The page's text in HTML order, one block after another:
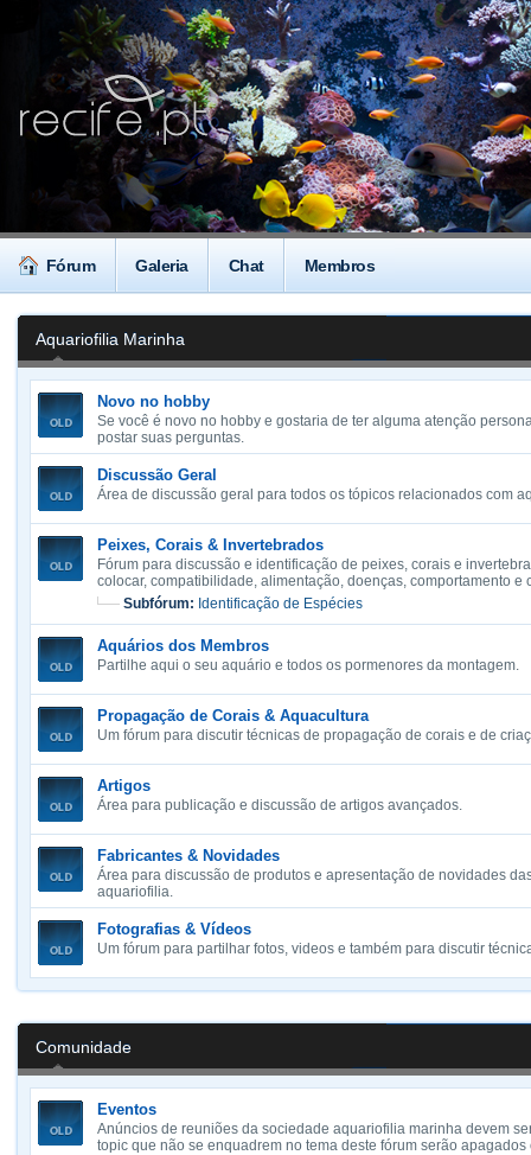
Fórum Galeria Chat Membros
Aquariofilia Marinha
Novo no hobby
Se você é novo no hobby e gostaria de ter alguma atenção
postar suas perguntas.
Discussão Geral
Área de discussão geral para todos os tópicos relacionados com
Peixes, Corais & Invertebrados
Fórum para discussão e identificação de peixes, corais e
colocar, compatibilidade, alimentação, doenças, comportamento e
Subfórum: Identificação de Espécies
Aquários dos Membros
Partilhe aqui o seu aquário e todos os pormenores da montagem.
Propagação de Corais & Aquacultura
Um fórum para discutir técnicas de propagação de corais e de
Artigos
Área para publicação e discussão de artigos avançados.
Fabricantes & Novidades
Área para discussão de produtos e apresentação de novidades
aquariofilia.
Fotografias & Vídeos
Um fórum para partilhar fotos, videos e também para discutir
Comunidade
Eventos
Anúncios de reuniões da sociedade aquariofilia marinha devem
topic que não se enquadrem no tema deste fórum serão apagados